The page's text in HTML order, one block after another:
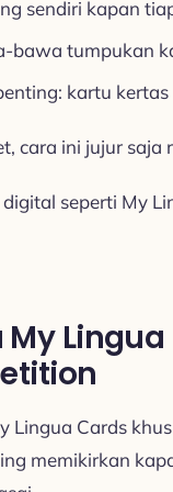
sendiri kapan
bawa tumpukan
kartu
cara ini jujur
seperti My
Lingua Cards
memikirkan